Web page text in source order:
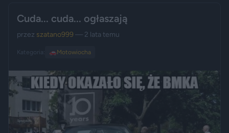
Cuda... cuda... ogłaszają
przez szatano999 — 2 lata temu
Kategoria: 🚗Motowiocha